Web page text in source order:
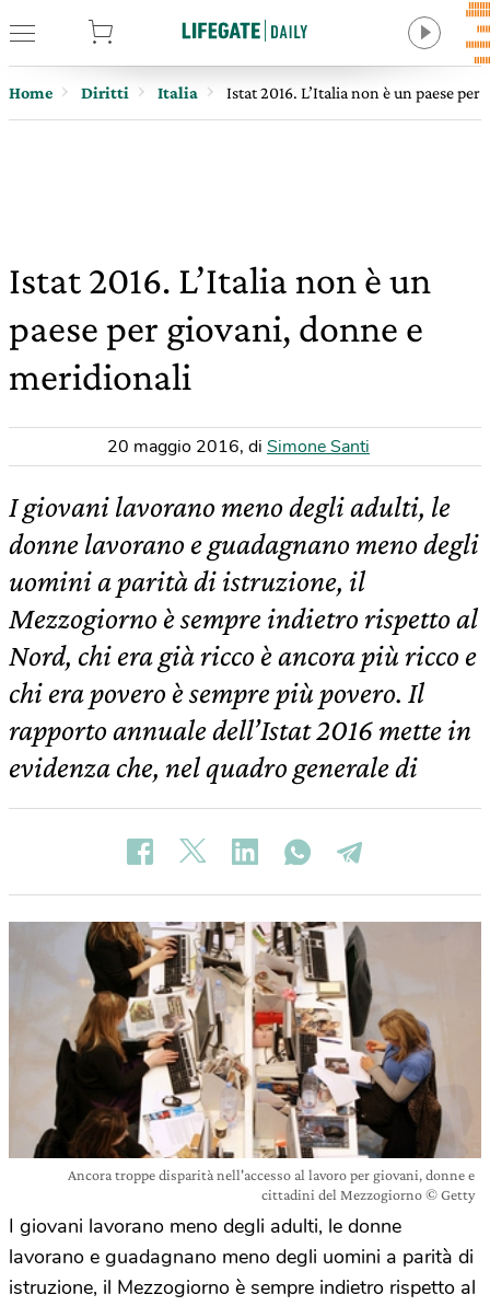
Home Diritti Italia Istat 2016. L’Italia non è un paese
Istat 2016. L’Italia non è un
paese per giovani, donne e
meridionali
20 maggio 2016, di Simone Santi
I giovani lavorano meno degli adulti, le
donne lavorano e guadagnano meno degli
uomini a parità di istruzione, il
Mezzogiorno è sempre indietro rispetto al
Nord, chi era già ricco è ancora più ricco e
chi era povero è sempre più povero. Il
rapporto annuale dell’Istat 2016 mette in
evidenza che, nel quadro generale di
Ancora troppe disparità nell'accesso al lavoro per giovani, donne e
cittadini del Mezzogiorno © Getty
I giovani lavorano meno degli adulti, le donne
lavorano e guadagnano meno degli uomini a parità di
istruzione, il Mezzogiorno è sempre indietro rispetto al